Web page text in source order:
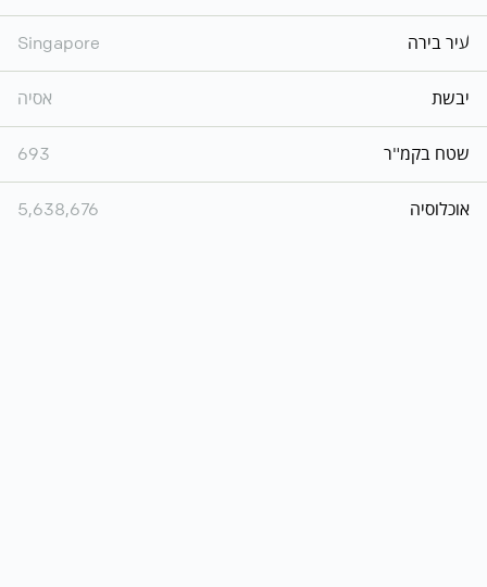
עיר בירה Singapore
יבשת אסיה
שטח בקמ"ר 693
אוכלוסיה 5,638,676